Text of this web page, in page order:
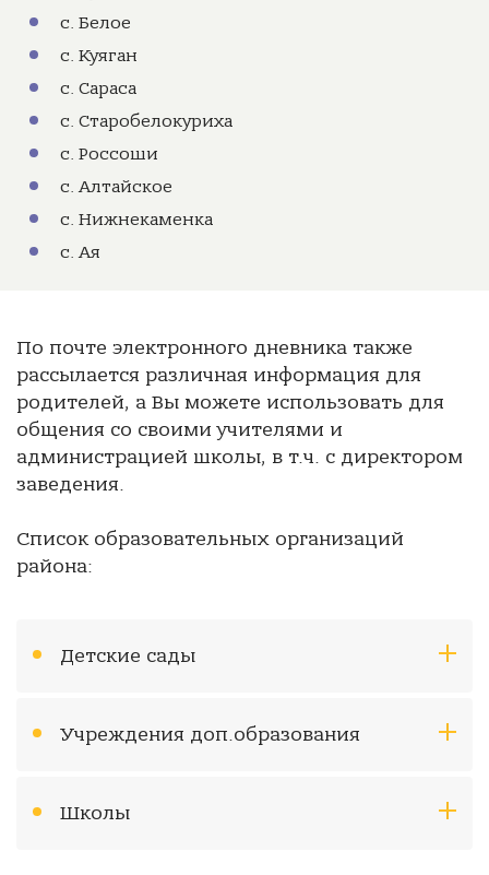
с. Белое
с. Куяган
с. Сараса
с. Старобелокуриха
с. Россоши
с. Алтайское
с. Нижнекаменка
с. Ая
По почте электронного дневника также
рассылается различная информация для
родителей, а Вы можете использовать для
общения со своими учителями и
администрацией школы, в т.ч. с директором
заведения.
Список образовательных организаций
района:
Детские сады
Учреждения доп.образования
Школы